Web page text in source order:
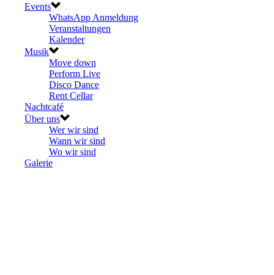
Events
WhatsApp Anmeldung
Veranstaltungen
Kalender
Musik
Move down
Perform Live
Disco Dance
Rent Cellar
Nachtcafé
Über uns
Wer wir sind
Wann wir sind
Wo wir sind
Galerie